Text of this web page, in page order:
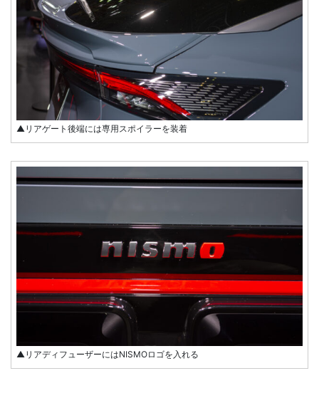
▲リアゲート後端には専用スポイラーを装着
▲リアディフューザーにはNISMOロゴを入れる